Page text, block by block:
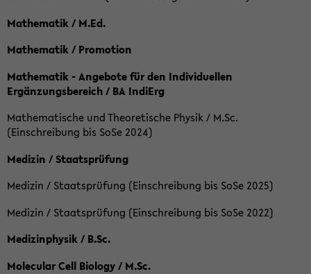
Mathematik / M.Ed.
Mathematik / Promotion
Mathematik - Angebote für den Individuellen
Ergänzungsbereich / BA IndiErg
Mathematische und Theoretische Physik / M.Sc.
(Einschreibung bis SoSe 2024)
Medizin / Staatsprüfung
Medizin / Staatsprüfung (Einschreibung bis SoSe 2025)
Medizin / Staatsprüfung (Einschreibung bis SoSe 2022)
Medizinphysik / B.Sc.
Molecular Cell Biology / M.Sc.